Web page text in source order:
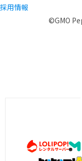
採用情報
©GMO